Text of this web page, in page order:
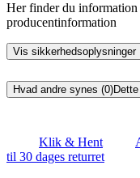
Her finder du
producentinformation
Vis sikkerhedsoplysninger
Hvad andre synes (0)
Klik & Hent
til 30 dages returret